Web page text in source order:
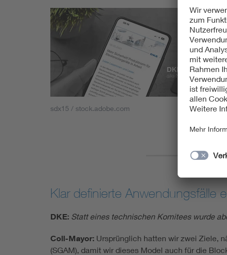
sdx15 / stock.adobe.com
Klar definierte Anwendungsfälle
DKE: Statt eines technischen Komitees wurde
Coll-Mayor: Ursprünglich hatten wir zwei Ziele,
(SGAM), damit wir dieses Model auch für die